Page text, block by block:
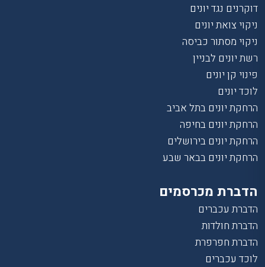
דוקרנים נגד יונים
ניקוי צואת יונים
ניקוי מסתור כביסה
רשת יונים לבניין
פינוי קן יונים
לוכד יונים
הרחקת יונים בתל אביב
הרחקת יונים בחיפה
הרחקת יונים בירושלים
הרחקת יונים בבאר שבע
הדברת מכרסמים
הדברת עכברים
הדברת חולדות
הדברת חפרפרת
לוכד עכברים